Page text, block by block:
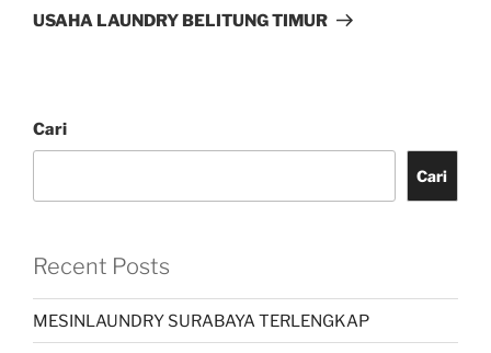
USAHA LAUNDRY BELITUNG TIMUR
Cari
Cari
Recent Posts
MESINLAUNDRY SURABAYA TERLENGKAP